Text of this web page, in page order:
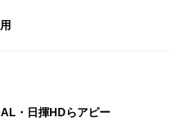
・日揮HDらアピー